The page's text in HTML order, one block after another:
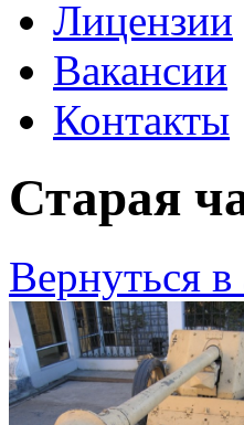
Лицензии
Вакансии
Контакты
Старая
Вернуться